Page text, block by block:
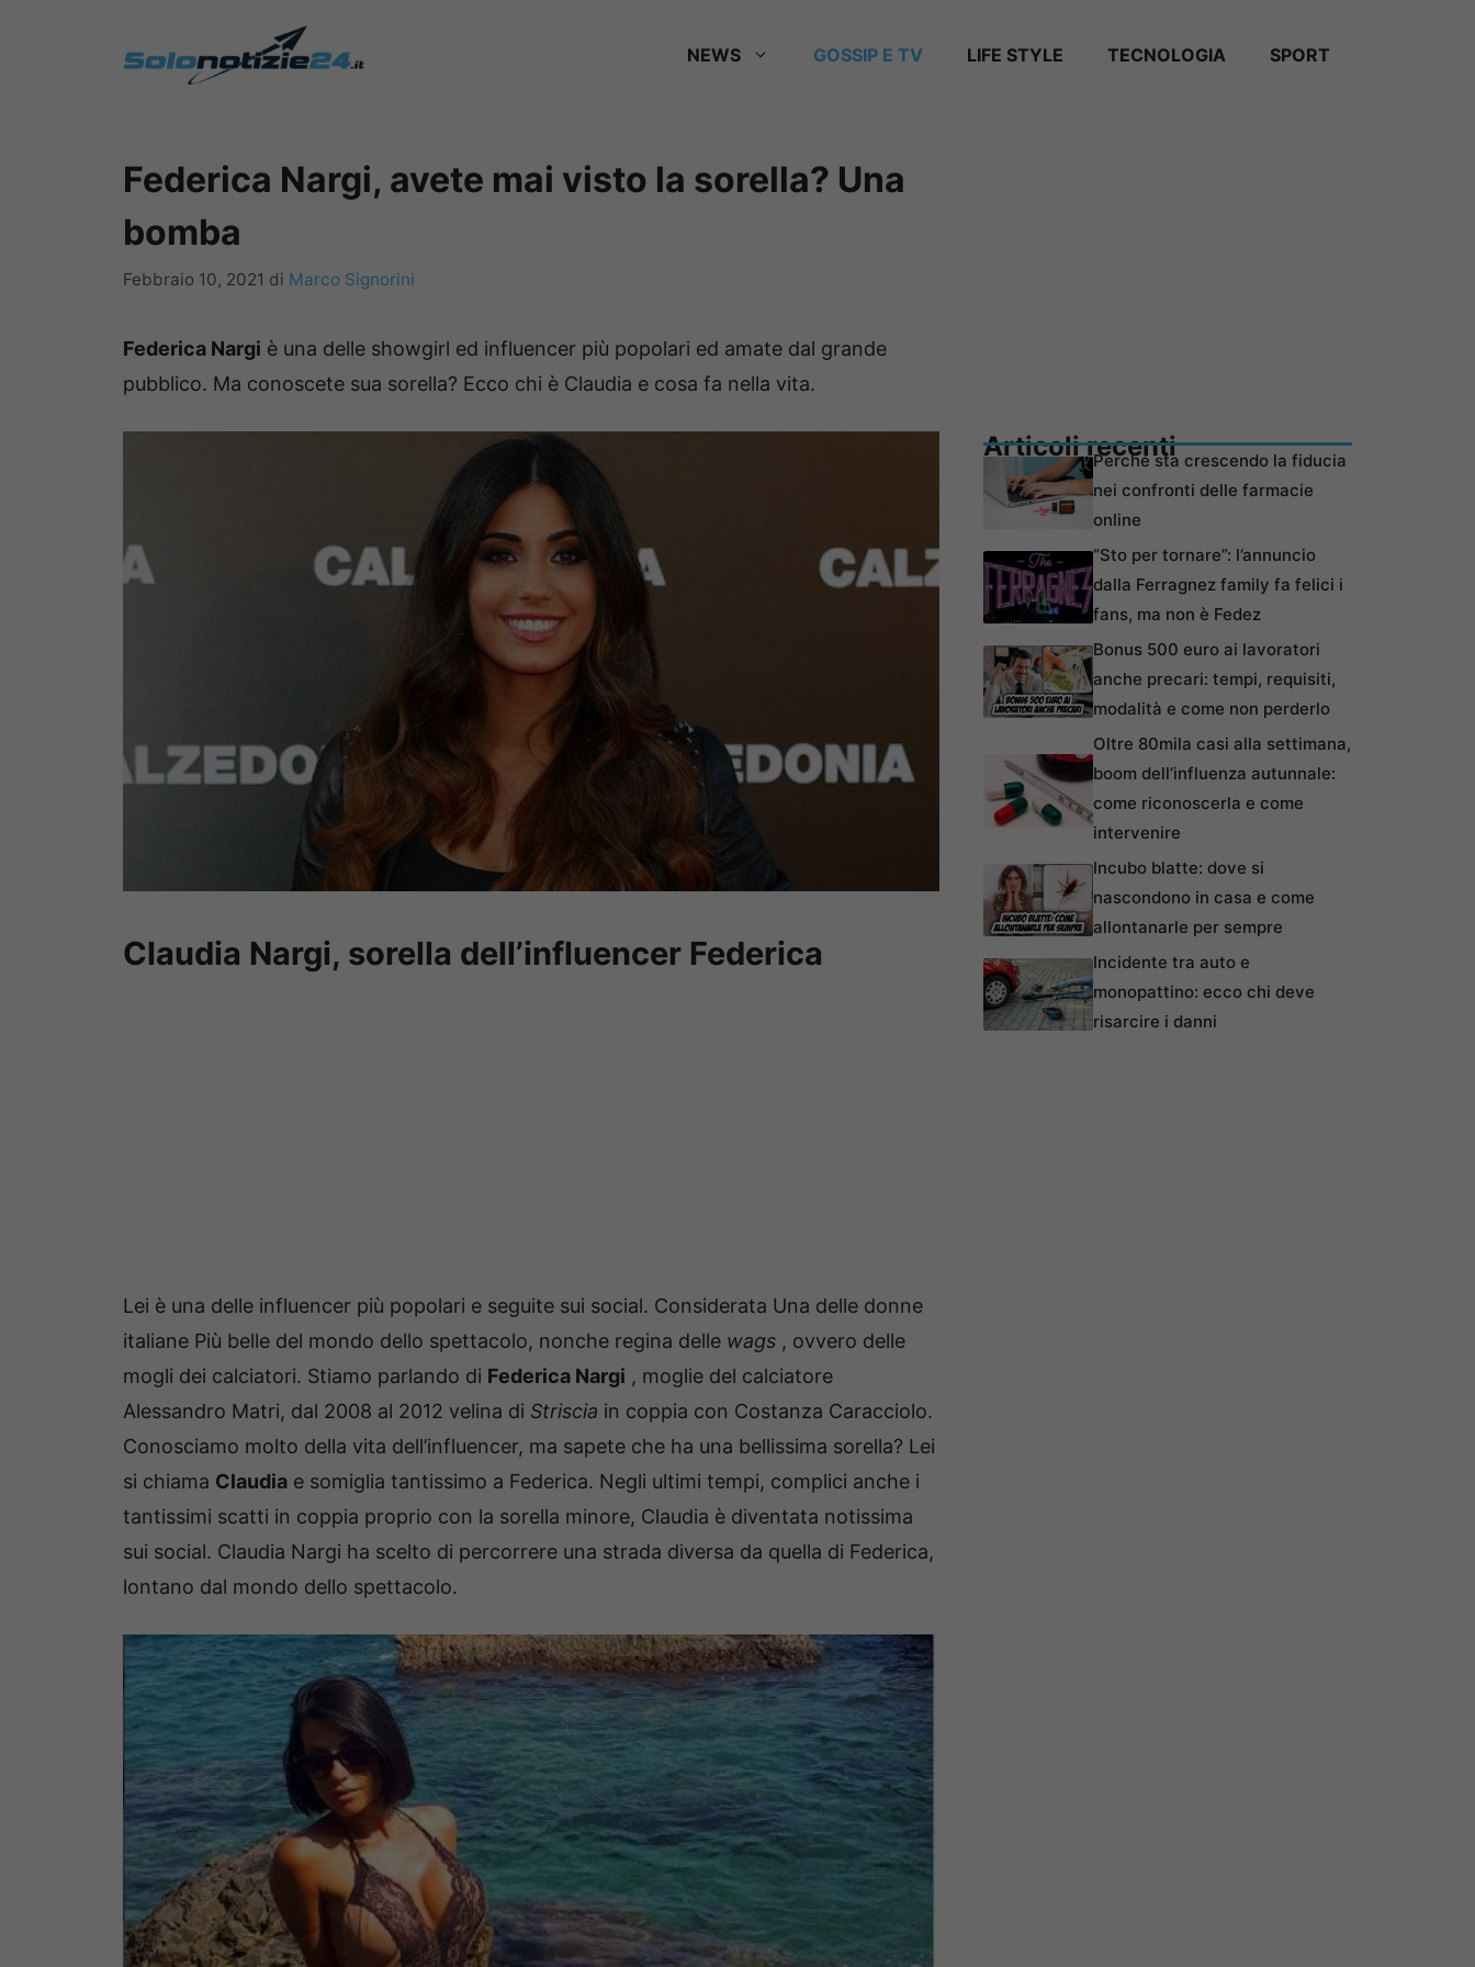
NEWS GOSSIP E TV LIFE STYLE TECNOLOGIA SPORT
Federica Nargi, avete mai visto la sorella? Una
bomba
Febbraio 10, 2021 di Marco Signorini
Federica Nargi è una delle showgirl ed influencer più popolari ed amate dal grande
pubblico. Ma conoscete sua sorella? Ecco chi è Claudia e cosa fa nella vita.
Claudia Nargi, sorella dell’influencer Federica
Lei è una delle influencer più popolari e seguite sui social. Considerata Una delle donne
italiane Più belle del mondo dello spettacolo, nonche regina delle wags , ovvero delle
mogli dei calciatori. Stiamo parlando di Federica Nargi , moglie del calciatore
Alessandro Matri, dal 2008 al 2012 velina di Striscia in coppia con Costanza Caracciolo.
Conosciamo molto della vita dell’influencer, ma sapete che ha una bellissima sorella? Lei
si chiama Claudia e somiglia tantissimo a Federica. Negli ultimi tempi, complici anche i
tantissimi scatti in coppia proprio con la sorella minore, Claudia è diventata notissima
sui social. Claudia Nargi ha scelto di percorrere una strada diversa da quella di Federica,
lontano dal mondo dello spettacolo.
Articoli recentiPerché sta crescendo la fiducia
nei confronti delle farmacie
online
“Sto per tornare”: l’annuncio
dalla Ferragnez family fa felici i
fans, ma non è Fedez
Bonus 500 euro ai lavoratori
anche precari: tempi, requisiti,
modalità e come non perderlo
Oltre 80mila casi alla settimana,
boom dell’influenza autunnale:
come riconoscerla e come
intervenire
Incubo blatte: dove si
nascondono in casa e come
allontanarle per sempre
Incidente tra auto e
monopattino: ecco chi deve
risarcire i danni